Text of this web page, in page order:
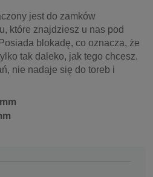
jest do zamków
które znajdziesz u nas pod
blokadę, co oznacza, że
tak daleko, jak tego chcesz.
nie nadaje się do toreb i